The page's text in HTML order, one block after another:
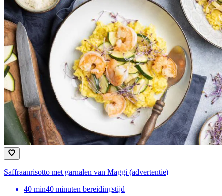
Saffraanrisotto met garnalen van Maggi (advertentie)
40 min40 minuten bereidingstijd